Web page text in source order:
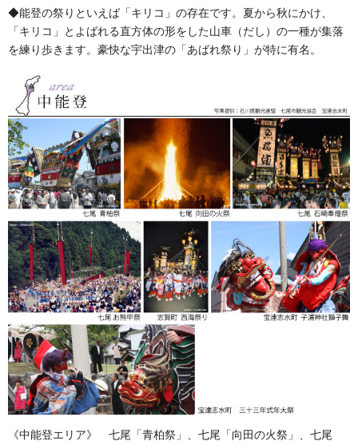
２４ｃｍ ５５００円・ ２７ｃｍ １１４００円・ ３０ｃ
ｍ １３８００円 (税別)
◆能登の祭りといえば「キリコ」の存在です。夏から秋にかけ、
「キリコ」とよばれる直方体の形をした山車（だし）の一種が集落
を練り歩きます。豪快な宇出津の「あばれ祭り」が特に有名。
《中能登エリア》 七尾「青柏祭」、七尾「向田の火祭」、七尾